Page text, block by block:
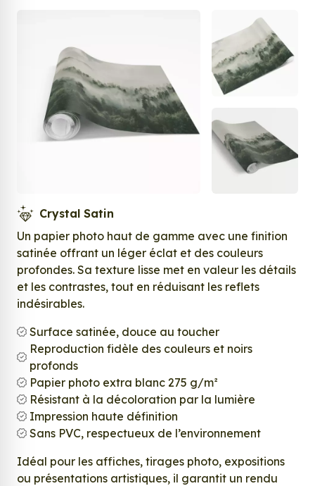
Crystal Satin
Un papier photo haut de gamme avec une finition
satinée offrant un léger éclat et des couleurs
profondes. Sa texture lisse met en valeur les détails
et les contrastes, tout en réduisant les reflets
indésirables.
Surface satinée, douce au toucher
Reproduction fidèle des couleurs et noirs
profonds
Papier photo extra blanc 275 g/m²
Résistant à la décoloration par la lumière
Impression haute définition
Sans PVC, respectueux de l’environnement
Idéal pour les affiches, tirages photo, expositions
ou présentations artistiques, il garantit un rendu